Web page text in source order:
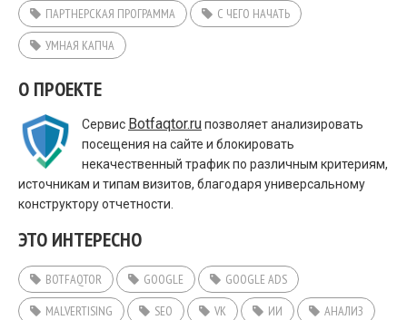
ПАРТНЕРСКАЯ ПРОГРАММА
С ЧЕГО НАЧАТЬ
УМНАЯ КАПЧА
О ПРОЕКТЕ
Сервис Botfaqtor.ruпозволяет анализировать
посещения на сайте и блокировать
некачественный трафик по различным критериям,
источникам и типам визитов, благодаря универсальному
конструктору отчетности.
ЭТО ИНТЕРЕСНО
BOTFAQTOR GOOGLE
GOOGLE ADS
MALVERTISING
SEO VK ИИ
АНАЛИЗ